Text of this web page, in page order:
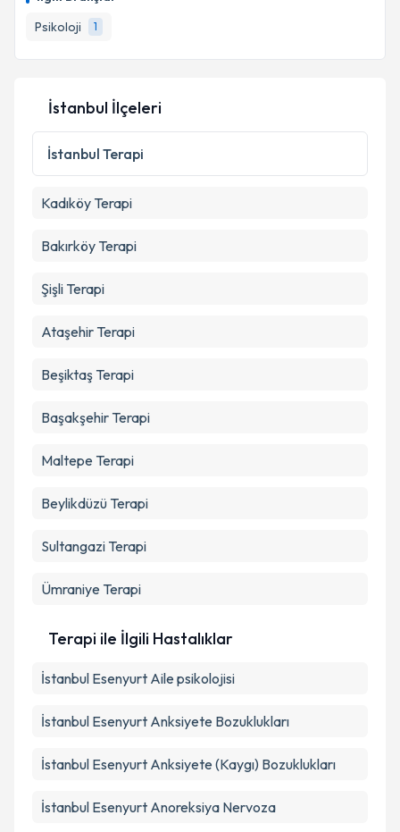
Psikoloji
1
İstanbul İlçeleri
İstanbul Terapi
Kadıköy Terapi
Bakırköy Terapi
Şişli Terapi
Ataşehir Terapi
Beşiktaş Terapi
Başakşehir Terapi
Maltepe Terapi
Beylikdüzü Terapi
Sultangazi Terapi
Ümraniye Terapi
Terapi ile İlgili Hastalıklar
İstanbul Esenyurt Aile psikolojisi
İstanbul Esenyurt Anksiyete Bozuklukları
İstanbul Esenyurt Anksiyete (Kaygı) Bozuklukları
İstanbul Esenyurt Anoreksiya Nervoza